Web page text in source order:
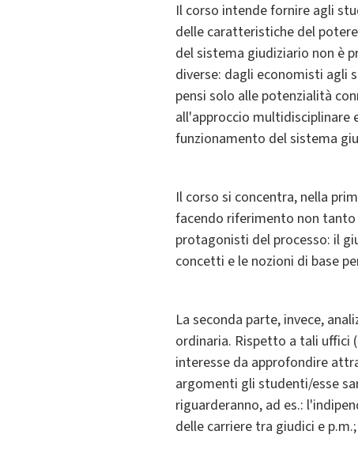
Il corso intende fornire agli
delle caratteristiche del
del sistema giudiziario non è
diverse: dagli economisti agli
pensi solo alle potenzialità
all'approccio multidisciplinare
funzionamento del sistema
Il corso si concentra, nella
facendo riferimento non tanto
protagonisti del processo: il
concetti e le nozioni di base
La seconda parte, invece,
ordinaria. Rispetto a tali uffici
interesse da approfondire
argomenti gli studenti/esse
riguarderanno, ad es.:
delle carriere tra giudici e